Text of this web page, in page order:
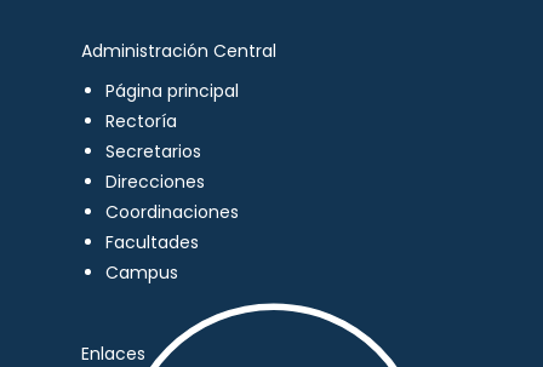
Administración Central
Página principal
Rectoría
Secretarios
Direcciones
Coordinaciones
Facultades
Campus
Enlaces